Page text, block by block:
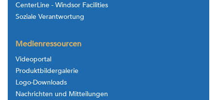
CenterLine - Windsor Facilities
Soziale Verantwortung
Medienressourcen
Videoportal
Produktbildergalerie
Logo-Downloads
Nachrichten und Mitteilungen